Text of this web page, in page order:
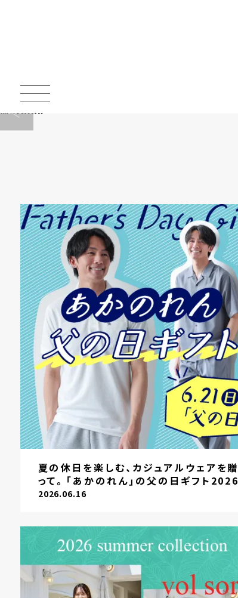
Warning
夏の休日を楽しむ、カジュアルウェアを贈
って。「あかのれん」の父の日ギフト2026
2026.06.16